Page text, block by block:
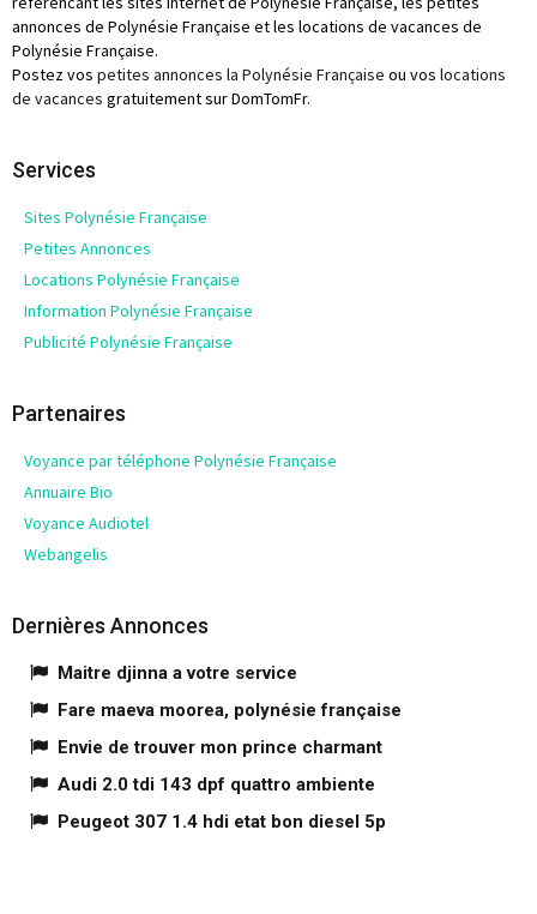
annonces de Polynésie Française et les locations de vacances de
Polynésie Française.
Postez vos petites annonces la Polynésie Française ou vos locations
de vacances gratuitement sur DomTomFr.
Services
Sites Polynésie Française
Petites Annonces
Locations Polynésie Française
Information Polynésie Française
Publicité Polynésie Française
Partenaires
Voyance par téléphone Polynésie Française
Annuaire Bio
Voyance Audiotel
Webangelis
Dernières Annonces
Maitre djinna a votre service
Fare maeva moorea, polynésie française
Envie de trouver mon prince charmant
Audi 2.0 tdi 143 dpf quattro ambiente
Peugeot 307 1.4 hdi etat bon diesel 5p